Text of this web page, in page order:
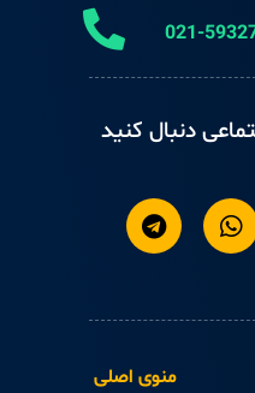
منوی اصلی
021-
دنبال کنید